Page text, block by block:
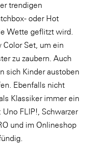
trendigen
oder Hot
Wette geflitzt wird.
Color Set, um ein
zu zaubern. Auch
sich Kinder austoben
Ebenfalls nicht
Klassiker immer ein
FLIP!, Schwarzer
und im Onlineshop